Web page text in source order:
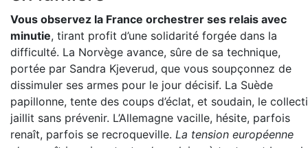
Vous observez la France orchestrer ses relais avec
minutie, tirant profit d’une solidarité forgée dans la
difficulté. La Norvège avance, sûre de sa technique,
portée par Sandra Kjeverud, que vous soupçonnez de
dissimuler ses armes pour le jour décisif. La Suède
papillonne, tente des coups d’éclat, et soudain, le
jaillit sans prévenir. L’Allemagne vacille, hésite, parfois
renaît, parfois se recroqueville. La tension européenne